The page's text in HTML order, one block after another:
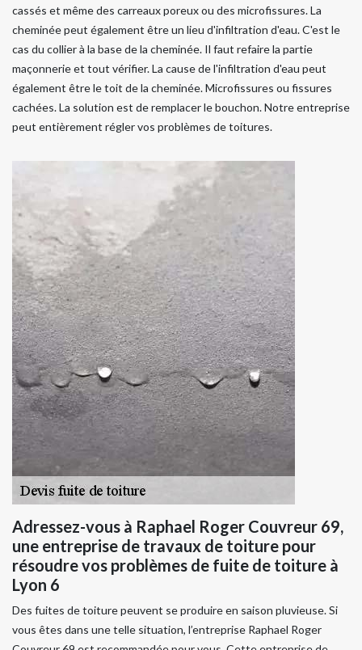
cassés et même des carreaux poreux ou des microfissures. La
cheminée peut également être un lieu d'infiltration d'eau. C'est le
cas du collier à la base de la cheminée. Il faut refaire la partie
maçonnerie et tout vérifier. La cause de l'infiltration d'eau peut
également être le toit de la cheminée. Microfissures ou fissures
cachées. La solution est de remplacer le bouchon. Notre entreprise
peut entièrement régler vos problèmes de toitures.
Adressez-vous à Raphael Roger Couvreur 69,
une entreprise de travaux de toiture pour
résoudre vos problèmes de fuite de toiture à
Lyon 6
Des fuites de toiture peuvent se produire en saison pluvieuse. Si
vous êtes dans une telle situation, l’entreprise Raphael Roger